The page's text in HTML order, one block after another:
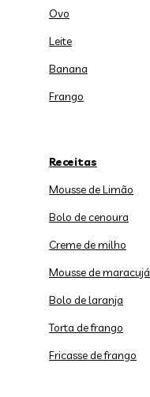
Ovo
Leite
Banana
Frango
Receitas
Mousse de Limão
Bolo de cenoura
Creme de milho
Mousse de maracujá
Bolo de laranja
Torta de frango
Fricasse de frango